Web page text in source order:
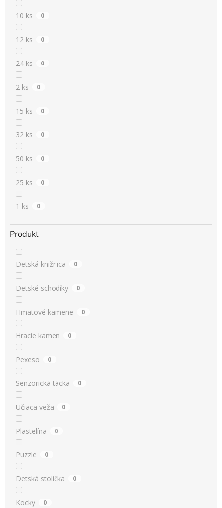
10 ks 0
12 ks 0
24 ks 0
2 ks 0
15 ks 0
32 ks 0
50 ks 0
25 ks 0
1 ks 0
Produkt
Detská knižnica 0
Detské schodíky 0
Hmatové kamene 0
Hracie kamen 0
Pexeso 0
Senzorická tácka 0
Učiaca veža 0
Plastelína 0
Puzzle 0
Detská stolička 0
Kocky 0